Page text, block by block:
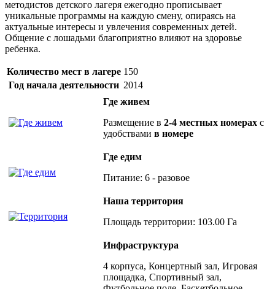
методистов детского лагеря ежегодно прописывает
уникальные программы на каждую смену, опираясь на
актуальные интересы и увлечения современных детей.
Общение с лошадьми благоприятно влияют на здоровье
ребенка.
Количество мест в лагере 150
Год начала деятельности 2014
Где живем
Размещение в 2-4 местных номерах с
удобствами в номере
Где едим
Питание: 6 - разовое
Наша территория
Площадь территории: 103.00 Га
Инфраструктура
4 корпуса, Концертный зал, Игровая
площадка, Спортивный зал,